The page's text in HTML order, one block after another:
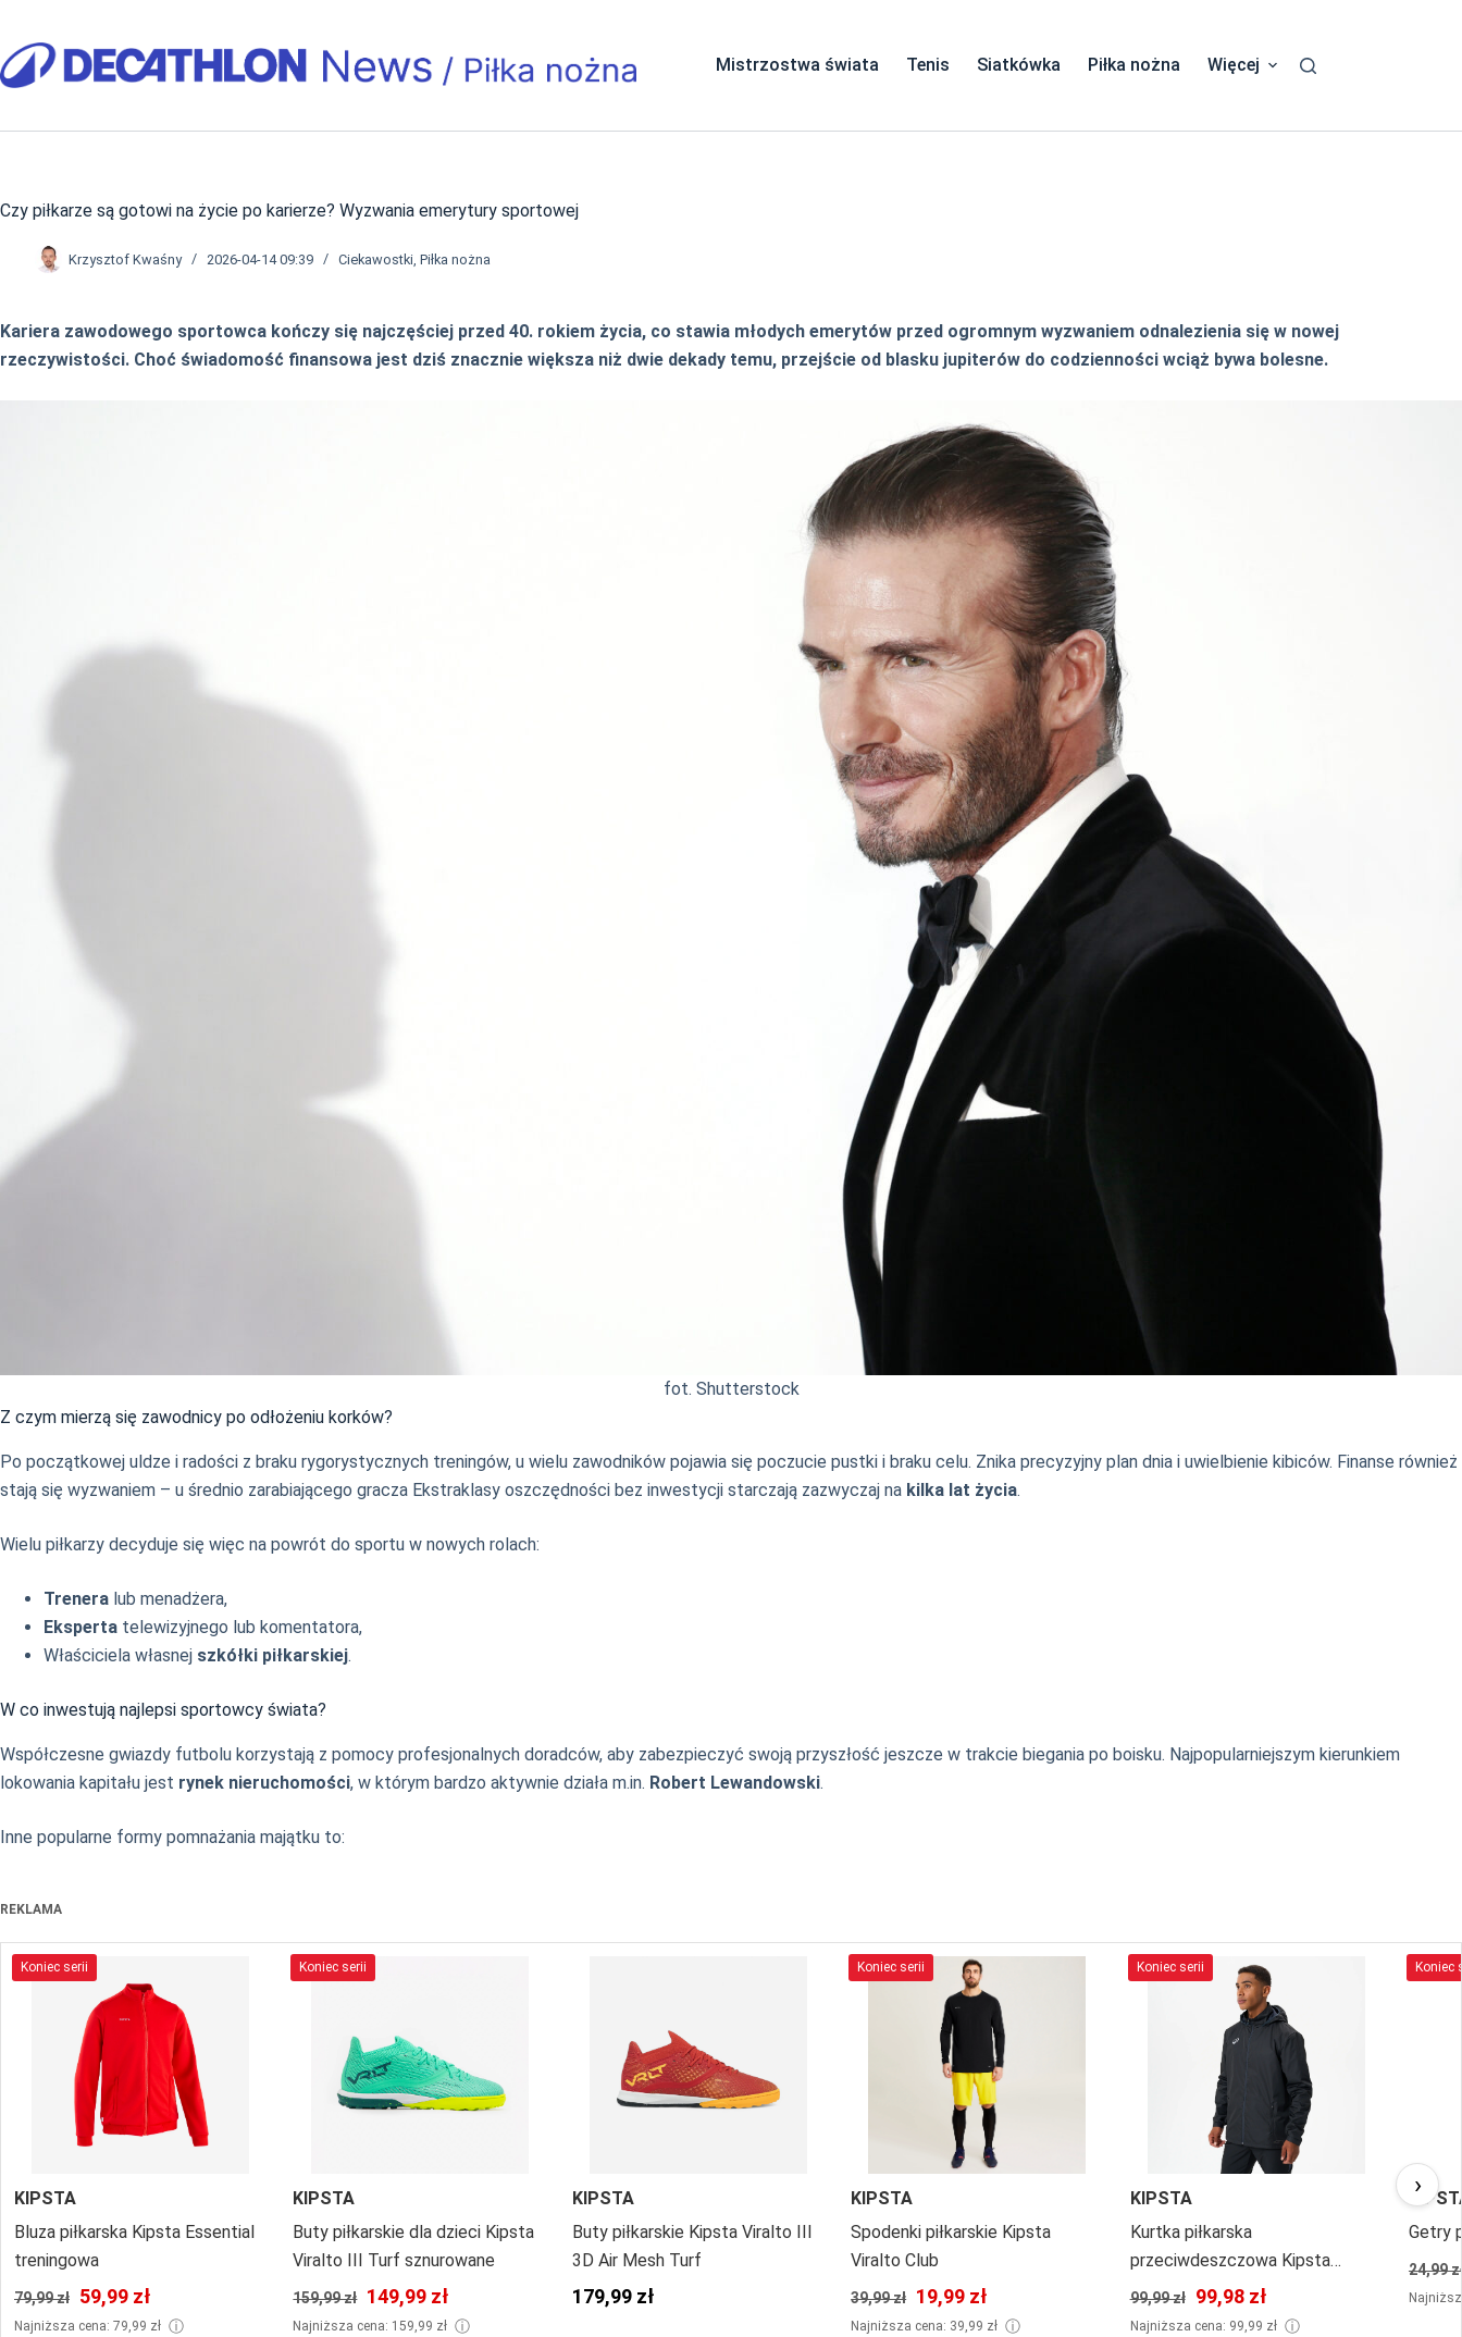
treści
Mistrzostwa świata Tenis Siatkówka Piłka nożna Więcej
Czy piłkarze są gotowi na życie po karierze? Wyzwania emerytury sportowej
Krzysztof Kwaśny 2026-04-14 09:39 Ciekawostki ,Piłka nożna
Kariera zawodowego sportowca kończy się najczęściej przed 40. rokiem życia, co stawia młodych emerytów przed ogromnym wyzwaniem odnalezienia się w nowej
rzeczywistości. Choć świadomość finansowa jest dziś znacznie większa niż dwie dekady temu, przejście od blasku jupiterów do codzienności wciąż bywa bolesne.
fot. Shutterstock
Z czym mierzą się zawodnicy po odłożeniu korków?
Po początkowej uldze i radości z braku rygorystycznych treningów, u wielu zawodników pojawia się poczucie pustki i braku celu. Znika precyzyjny plan dnia i uwielbienie kibiców. Finanse również
stają się wyzwaniem – u średnio zarabiającego gracza Ekstraklasy oszczędności bez inwestycji starczają zazwyczaj na kilka lat życia.
Wielu piłkarzy decyduje się więc na powrót do sportu w nowych rolach:
Trenera lub menadżera,
Eksperta telewizyjnego lub komentatora,
Właściciela własnej szkółki piłkarskiej.
W co inwestują najlepsi sportowcy świata?
Współczesne gwiazdy futbolu korzystają z pomocy profesjonalnych doradców, aby zabezpieczyć swoją przyszłość jeszcze w trakcie biegania po boisku. Najpopularniejszym kierunkiem
lokowania kapitału jest rynek nieruchomości, w którym bardzo aktywnie działa m.in. Robert Lewandowski.
Inne popularne formy pomnażania majątku to:
REKLAMA
Koniec serii
KIPSTA
Bluza piłkarska Kipsta Essential
treningowa
79,99 zł 59,99 zł
Najniższa cena: 79,99 zł ⓘ
Koniec serii
KIPSTA
Buty piłkarskie dla dzieci Kipsta
Viralto III Turf sznurowane
159,99 zł 149,99 zł
Najniższa cena: 159,99 zł ⓘ
KIPSTA
Buty piłkarskie Kipsta Viralto III
3D Air Mesh Turf
179,99 zł
Koniec serii
KIPSTA
Spodenki piłkarskie Kipsta
Viralto Club
39,99 zł 19,99 zł
Najniższa cena: 39,99 zł ⓘ
Koniec serii
KIPSTA
Kurtka piłkarska
przeciwdeszczowa Kipsta
Viralto Club
99,99 zł 99,98 zł
Najniższa cena: 99,99 zł ⓘ
Koniec
Getry
24,99
›